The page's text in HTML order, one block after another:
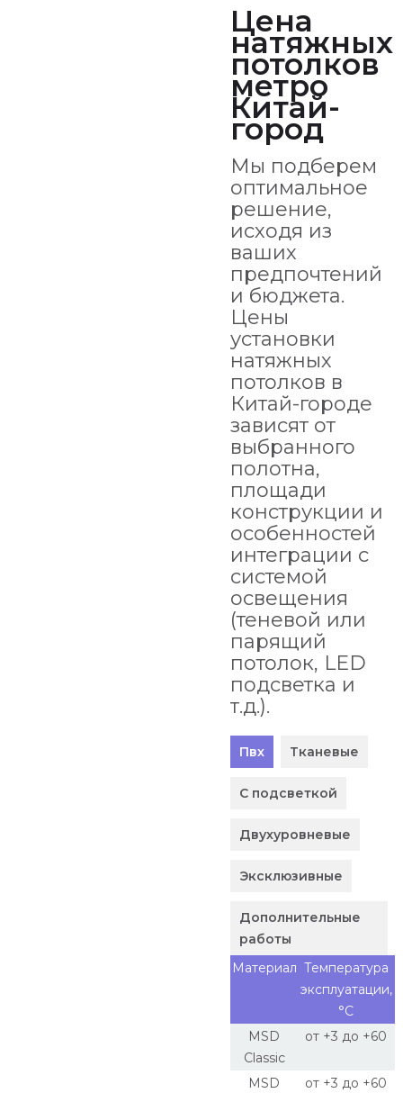
Цена
натяжных
потолков
метро
Китай-
город
Мы подберем
оптимальное
решение,
исходя из
ваших
предпочтений
и бюджета.
Цены
установки
натяжных
потолков в
Китай-городе
зависят от
выбранного
полотна,
площади
конструкции и
особенностей
интеграции с
системой
освещения
(теневой или
парящий
потолок, LED
подсветка и
т.д.).
Пвх Тканевые
С подсветкой
Двухуровневые
Эксклюзивные
Дополнительные
работы
Материал Температура
эксплуатации,
°С
MSD
Classic
от +3 до +60
MSD
от +3 до +60